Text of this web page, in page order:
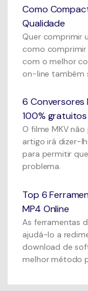
Como
Qualidade
Quer comprimir
como comprimir
com o melhor
on-line também
6 Conversores
100% gratuitos
O filme MKV
artigo irá dizer-
para permitir
problema.
Top 6
MP4 Online
As ferramentas
ajudá-lo a
download de
melhor método